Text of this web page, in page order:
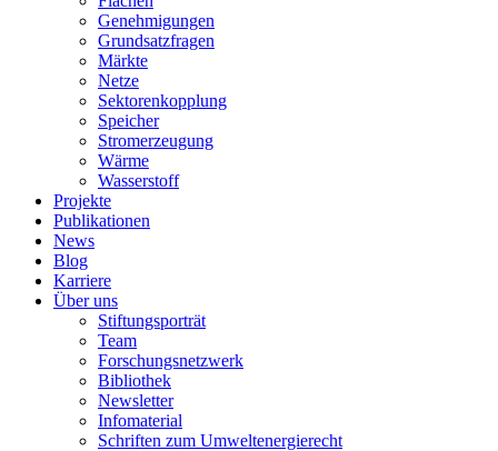
Genehmigungen
Grundsatzfragen
Märkte
Netze
Sektorenkopplung
Speicher
Stromerzeugung
Wärme
Wasserstoff
Projekte
Publikationen
News
Blog
Karriere
Über uns
Stiftungsporträt
Team
Forschungsnetzwerk
Bibliothek
Newsletter
Infomaterial
Schriften zum Umweltenergierecht